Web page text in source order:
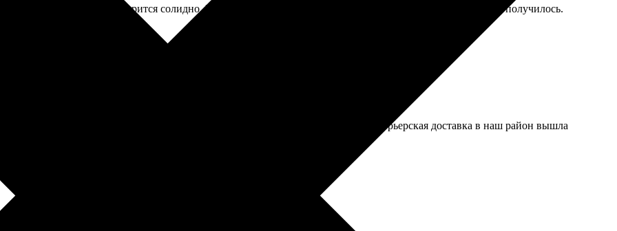
над диваном, смотрится солидно. Цвета, правда, немного ярче, чем в жизни, но даже интереснее получилось.
Идея ему понравилась, печать качественная, листы плотные. Жаль, что курьерская доставка в наш район вышла